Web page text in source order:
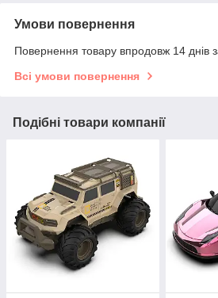
Умови повернення
Повернення товару впродовж 14 днів
Всі умови повернення
Подібні товари компанії